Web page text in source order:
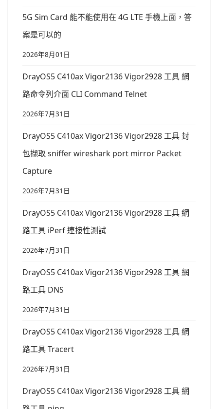
5G Sim Card 能不能使用在 4G LTE 手機上面，答
案是可以的
2026年8月01日
DrayOS5 C410ax Vigor2136 Vigor2928 工具 網
路命令列介面 CLI Command Telnet
2026年7月31日
DrayOS5 C410ax Vigor2136 Vigor2928 工具 封
包擷取 sniffer wireshark port mirror Packet
Capture
2026年7月31日
DrayOS5 C410ax Vigor2136 Vigor2928 工具 網
路工具 iPerf 連接性測試
2026年7月31日
DrayOS5 C410ax Vigor2136 Vigor2928 工具 網
路工具 DNS
2026年7月31日
DrayOS5 C410ax Vigor2136 Vigor2928 工具 網
路工具 Tracert
2026年7月31日
DrayOS5 C410ax Vigor2136 Vigor2928 工具 網